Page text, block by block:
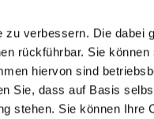
verbessern. Die dabei
rückführbar. Sie
hiervon sind
Sie, dass auf Basis
stehen. Sie können Ihre
über
Kleinode und
Größe